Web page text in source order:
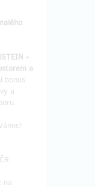
-
a
bonus
a
na